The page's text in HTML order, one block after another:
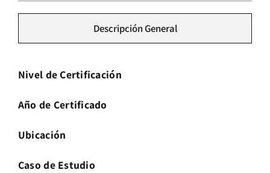
Descripción General
Nivel de Certificación
Año de Certificado
Ubicación
Caso de Estudio